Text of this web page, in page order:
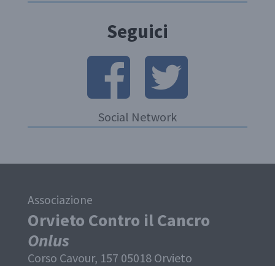
Seguici
Social Network
Associazione
Orvieto Contro il Cancro
Onlus
Corso Cavour, 157 05018 Orvieto